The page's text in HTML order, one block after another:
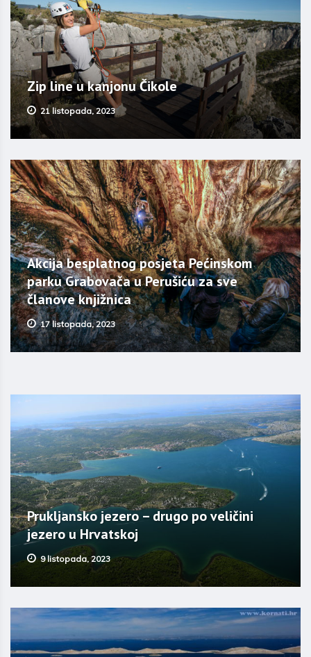
Zip line u kanjonu Čikole
21 listopada, 2023
Akcija besplatnog posjeta Pećinskom
parku Grabovača u Perušiću za sve
članove knjižnica
17 listopada, 2023
Prukljansko jezero – drugo po veličini
jezero u Hrvatskoj
9 listopada, 2023